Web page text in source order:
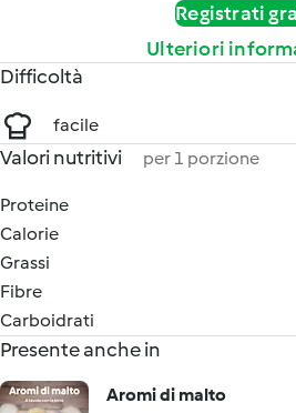
Registrati
Ulteriori
Difficoltà
facile
Valori nutritivi per 1 porzione
Proteine
Calorie
Grassi
Fibre
Carboidrati
Presente anche in
Aromi di malto